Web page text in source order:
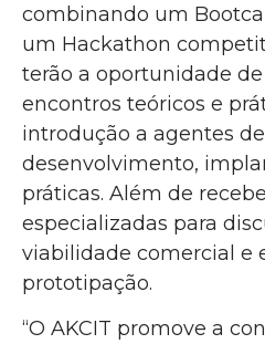
combinando um
um Hackathon
terão a oportunidade
encontros teóricos e
introdução a agentes
desenvolvimento,
práticas. Além de
especializadas para
viabilidade comercial e
prototipação.
“O AKCIT promove a